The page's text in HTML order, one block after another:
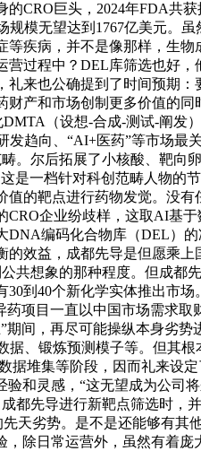
CRO巨头，2024年FDA共
模无望达到1767亿美元。
疾病，并不是像那样，生
过程中？DEL库筛选也好
来也公确提到了时间预期
产和市场创制更多价值的
（设想-合成-测试-阐
趋向、“AI+医药”等市场最
。尔后拓展了小核酸、靶
一档针对科创范畴人物的
的靶点进行药物发觉。没
企业纷歧样，这取AI基
编码化合物库（DEL）
效益，成都先导是但愿乘
共想象的那种程度。但成
到40个新化学实体推出市
项目一直以中国市场需求
间，再尽可能操纵本身劣
、锻炼预测模子等。但其
堆集等阶段，因而礼来设
和灵感，“这无望成为公
都先导进行新靶点筛选时
天劣势。是不是还能够有
除日常运营外，虽然有着